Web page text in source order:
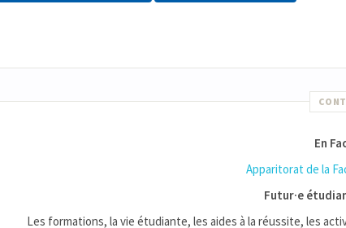
En
Apparitorat de la
Futur·e
Les formations, la vie étudiante, les aides à la réussite, les